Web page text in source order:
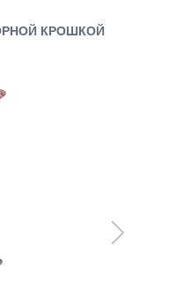
КРОШКОЙ